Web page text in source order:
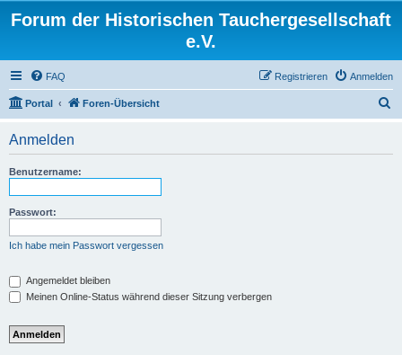
Forum der Historischen Tauchergesellschaft
e.V.
FAQ Anmelden
Registrieren
Portal Foren-Übersicht
Anmelden
Benutzername:
Passwort:
Ich habe mein Passwort vergessen
Angemeldet bleiben
Meinen Online-Status während dieser Sitzung verbergen